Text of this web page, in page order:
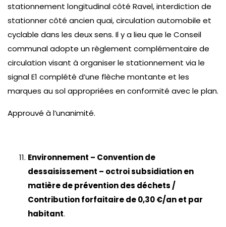
stationnement longitudinal côté Ravel, interdiction de
stationner côté ancien quai, circulation automobile et
cyclable dans les deux sens. Il y a lieu que le Conseil
communal adopte un règlement complémentaire de
circulation visant à organiser le stationnement via le
signal E1 complété d’une flèche montante et les
marques au sol appropriées en conformité avec le plan.
Approuvé à l’unanimité.
Environnement – Convention de
dessaisissement – octroi subsidiation en
matière de prévention des déchets /
Contribution forfaitaire de 0,30 €/an et par
habitant.